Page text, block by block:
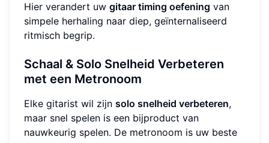
Hier verandert uw gitaar timing oefening van
simpele herhaling naar diep, geïnternaliseerd
ritmisch begrip.
Schaal & Solo Snelheid Verbeteren
met een Metronoom
Elke gitarist wil zijn solo snelheid verbeteren,
maar snel spelen is een bijproduct van
nauwkeurig spelen. De metronoom is uw beste